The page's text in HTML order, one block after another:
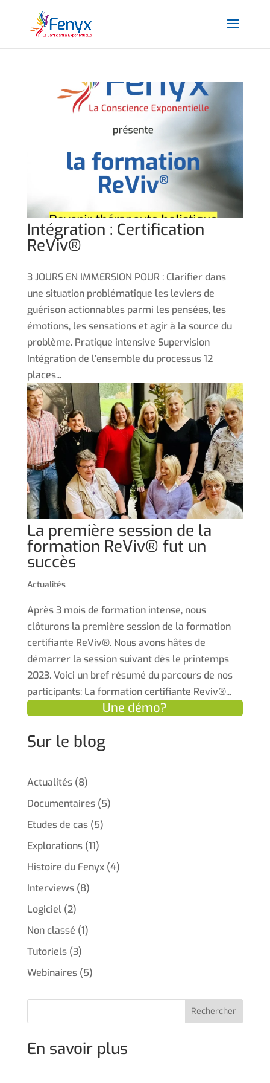
Intégration : Certification
ReViv®
3 JOURS EN IMMERSION POUR : Clarifier dans
une situation problématique les leviers de
guérison actionnables parmi les pensées, les
émotions, les sensations et agir à la source du
problème. Pratique intensive Supervision
Intégration de l’ensemble du processus 12
places...
La première session de la
formation ReViv® fut un
succès
Actualités
Après 3 mois de formation intense, nous
clôturons la première session de la formation
certifiante ReViv®. Nous avons hâtes de
démarrer la session suivant dès le printemps
2023. Voici un bref résumé du parcours de nos
participants: La formation certifiante Reviv®...
Une démo?
Sur le blog
Actualités(8)
Documentaires(5)
Etudes de cas(5)
Explorations(11)
Histoire du Fenyx(4)
Interviews(8)
Logiciel(2)
Non classé (1)
Tutoriels(3)
Webinaires(5)
Rechercher
En savoir plus